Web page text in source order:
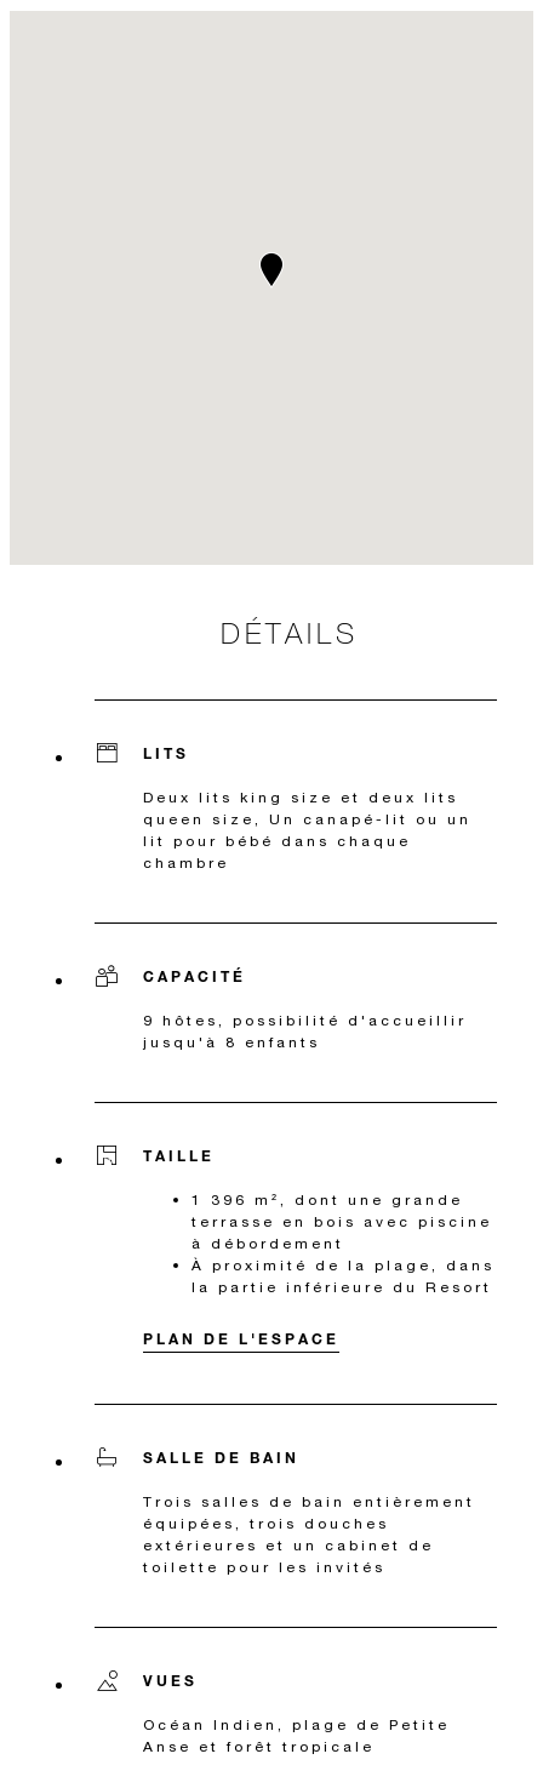
DÉTAILS
LITS
Deux lits king size et deux lits
queen size, Un canapé-lit ou un
lit pour bébé dans chaque
chambre
CAPACITÉ
9 hôtes, possibilité d'accueillir
jusqu'à 8 enfants
TAILLE
1 396 m², dont une grande
terrasse en bois avec piscine
à débordement
À proximité de la plage, dans
la partie inférieure du Resort
PLAN DE L'ESPACE
SALLE DE BAIN
Trois salles de bain entièrement
équipées, trois douches
extérieures et un cabinet de
toilette pour les invités
VUES
Océan Indien, plage de Petite
Anse et forêt tropicale